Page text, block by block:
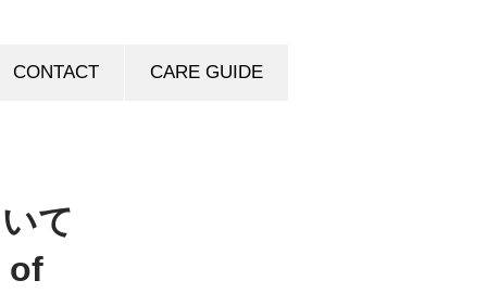
CONTACT CARE GUIDE
て
of